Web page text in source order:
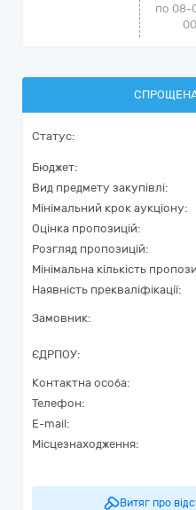
по 08-
Статус:
Бюджет:
Вид предмету закупівлі:
Мінімальний крок аукціону:
Оцінка пропозицій:
Розгляд пропозицій:
Мінімальна кількість
Наявність прекваліфікації:
Замовник:
ЄДРПОУ:
Контактна особа:
Телефон:
E-mail:
Місцезнаходження:
Витяг про